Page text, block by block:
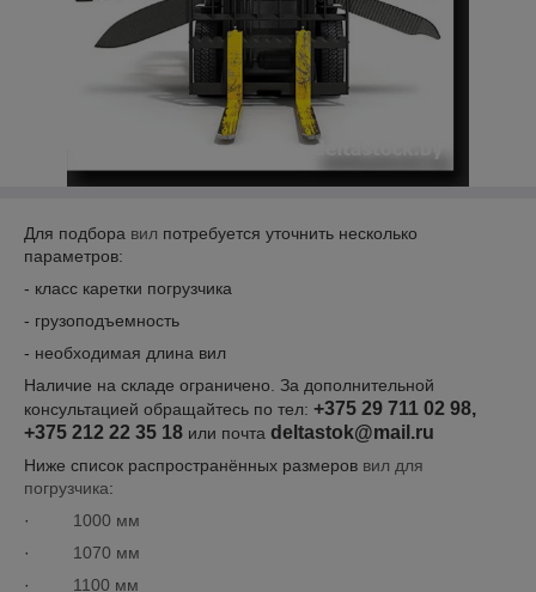
Для подбора вил потребуется уточнить несколько
параметров:
- класс каретки погрузчика
- грузоподъемность
- необходимая длина вил
Наличие на складе ограничено. За дополнительной
консультацией обращайтесь по тел: +375 29 711 02 98,
+375 212 22 35 18 или почта deltastok@mail.ru
Ниже список распространённых размеров вил для
погрузчика:
· 1000 мм
· 1070 мм
· 1100 мм